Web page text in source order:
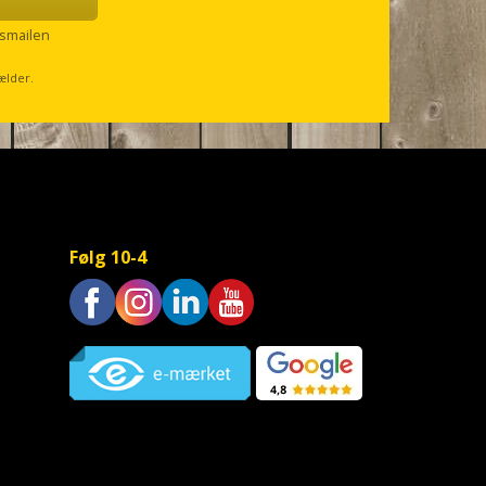
Følg 10-4